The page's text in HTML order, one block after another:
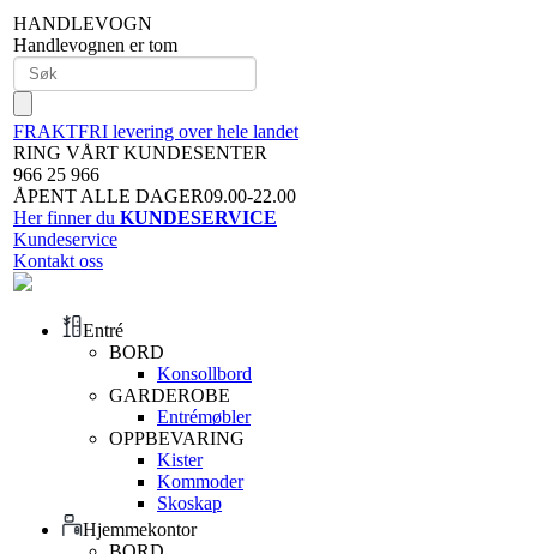
HANDLEVOGN
Handlevognen er tom
FRAKTFRI levering over hele landet
RING VÅRT KUNDESENTER
966 25 966
ÅPENT ALLE DAGER09.00-22.00
Her finner du KUNDESERVICE
Kundeservice
Kontakt oss
Entré
BORD
Konsollbord
GARDEROBE
Entrémøbler
OPPBEVARING
Kister
Kommoder
Skoskap
Hjemmekontor